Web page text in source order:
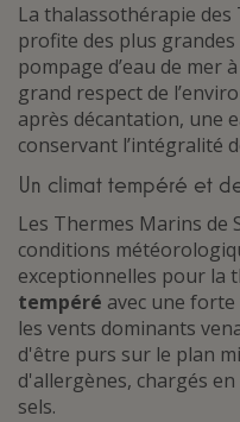
La thalassothérapie
profite des plus grandes
pompage d’eau de mer
grand respect de
après décantation, une
conservant l’intégralité
Un climat tempéré et
Les Thermes Marins de
conditions
exceptionnelles pour la
tempéré avec une
les vents dominants
d'être purs sur le plan
d'allergènes, chargés en
sels.